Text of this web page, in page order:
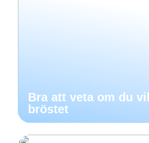
Bra att veta om du
bröstet